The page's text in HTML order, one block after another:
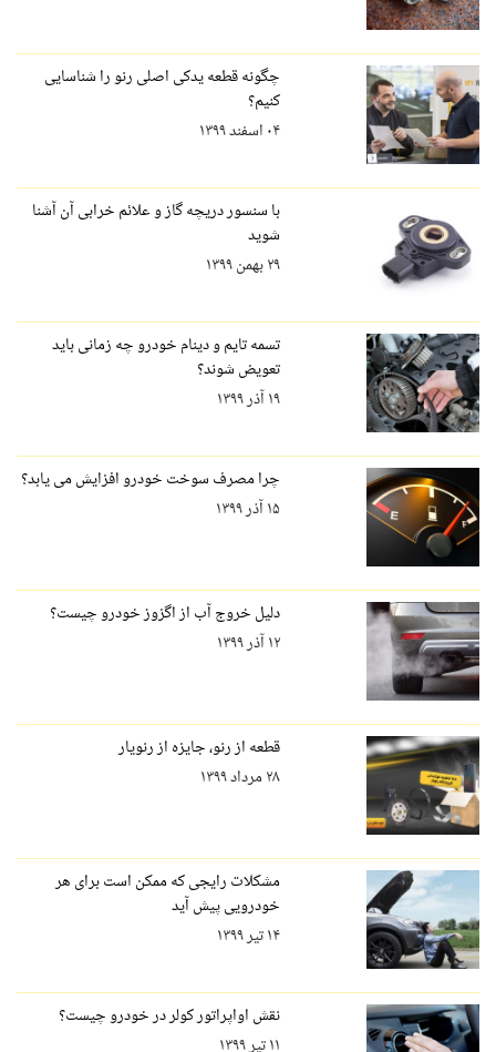
چگونه قطعه یدکی اصلی رنو را شناسایی
کنیم؟
۰۴ اسفند ۱۳۹۹
با سنسور دریچه گاز و علائم خرابی آن آشنا
شوید
۲۹ بهمن ۱۳۹۹
تسمه تایم و دینام خودرو چه زمانی باید
تعویض شوند؟
۱۹ آذر ۱۳۹۹
چرا مصرف سوخت خودرو افزایش می یابد؟
۱۵ آذر ۱۳۹۹
دلیل خروج آب از اگزوز خودرو چیست؟
۱۲ آذر ۱۳۹۹
قطعه از رنو، جایزه از رنویار
۲۸ مرداد ۱۳۹۹
مشکلات رایجی که ممکن است برای هر
خودرویی پیش آید
۱۴ تیر ۱۳۹۹
نقش اواپراتور کولر در خودرو چیست؟